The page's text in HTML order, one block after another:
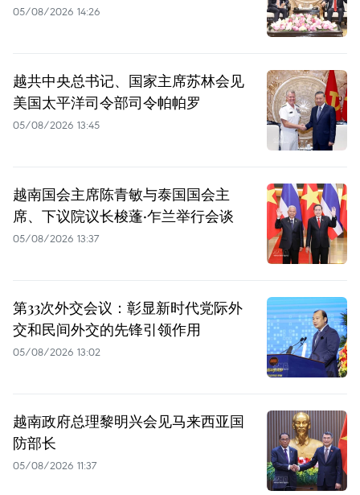
05/08/2026 14:26
越共中央总书记、国家主席苏林会见
美国太平洋司令部司令帕帕罗
05/08/2026 13:45
越南国会主席陈青敏与泰国国会主
席、下议院议长梭蓬·乍兰举行会谈
05/08/2026 13:37
第33次外交会议：彰显新时代党际外
交和民间外交的先锋引领作用
05/08/2026 13:02
越南政府总理黎明兴会见马来西亚国
防部长
05/08/2026 11:37